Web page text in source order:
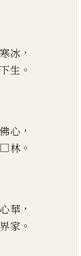
冰 ，
生 。
心 ，
□林 。
華 ，
家 。